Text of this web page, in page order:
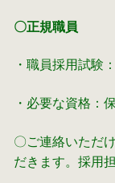
〇正規職員
・職員採用試験
・必要な資格：
〇ご連絡いただ
だきます。採用